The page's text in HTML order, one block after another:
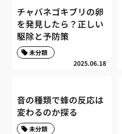
チャバネゴキブリの卵
を発見したら？正しい
駆除と予防策
2025.06.18
未分類
音の種類で蜂の反応は
変わるのか探る
未分類